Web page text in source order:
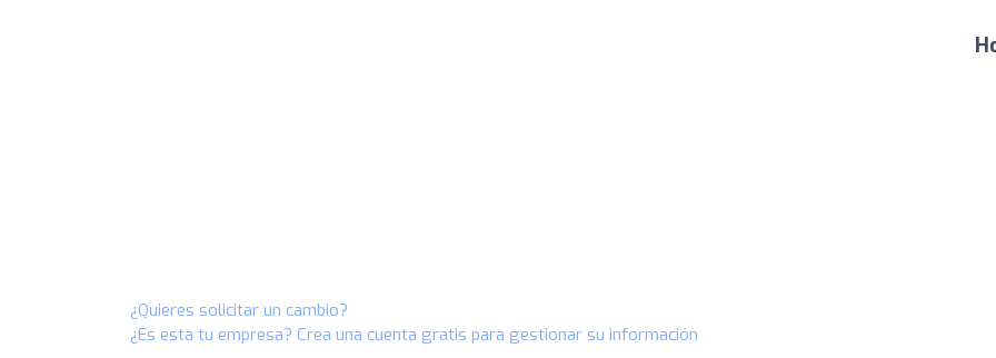
¿Quieres solicitar un cambio?
¿Es esta tu empresa? Crea una cuenta gratis para gestionar su información